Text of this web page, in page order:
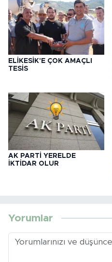
ELİKESİK'E ÇOK AMAÇLI
TESİS
AK PARTİ YERELDE
İKTİDAR OLUR
Yorumlar